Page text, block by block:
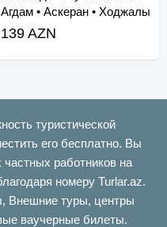
Агдам • Аскеран • Ходжалы
• За
139 AZN
туристической
его бесплатно. Вы
частных работников на
номеру Turlar.az.
Внешние туры, центры
ваучерные билеты.